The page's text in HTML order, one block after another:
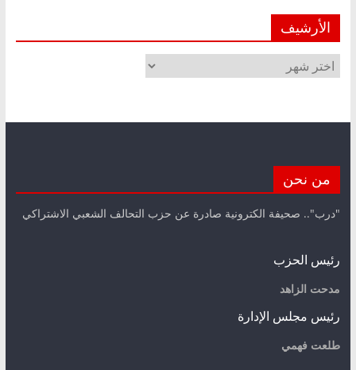
الأرشيف
الأرشيف
من نحن
"درب".. صحيفة الكترونية صادرة عن حزب التحالف الشعبي الاشتراكي
رئيس الحزب
مدحت الزاهد
رئيس مجلس الإدارة
طلعت فهمي